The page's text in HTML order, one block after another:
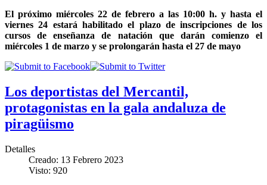
El próximo miércoles 22 de febrero a las 10:00 h. y hasta el
viernes 24 estará habilitado el plazo de inscripciones de los
cursos de enseñanza de natación que darán comienzo el
miércoles 1 de marzo y se prolongarán hasta el 27 de mayo
Los deportistas del Mercantil,
protagonistas en la gala andaluza de
piragüismo
Detalles
Creado: 13 Febrero 2023
Visto: 920